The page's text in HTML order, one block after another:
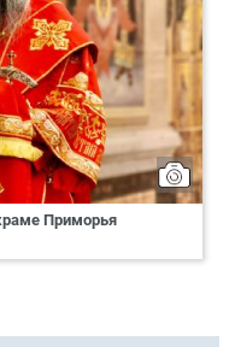
Приморья